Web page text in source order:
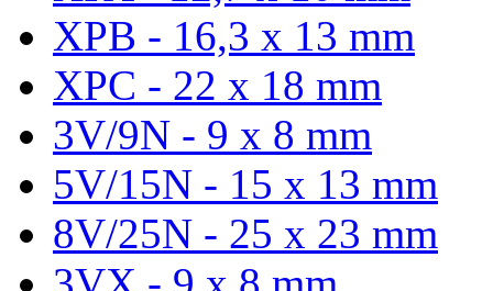
XPB - 16,3 x 13 mm
XPC - 22 x 18 mm
3V/9N - 9 x 8 mm
5V/15N - 15 x 13 mm
8V/25N - 25 x 23 mm